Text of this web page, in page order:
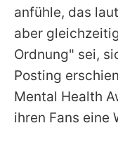
anfühle, das
aber
Ordnung" sei,
Posting
Mental Health
ihren Fans eine